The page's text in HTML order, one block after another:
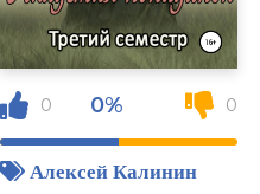
0 0% 0
Алексей Калинин